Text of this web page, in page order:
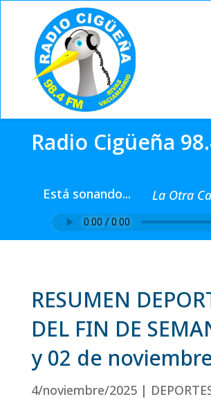
Radio Cigüeña
Está sonando... La Otra
RESUMEN
DEL FIN DE
y 02 de
4/noviembre/2025|